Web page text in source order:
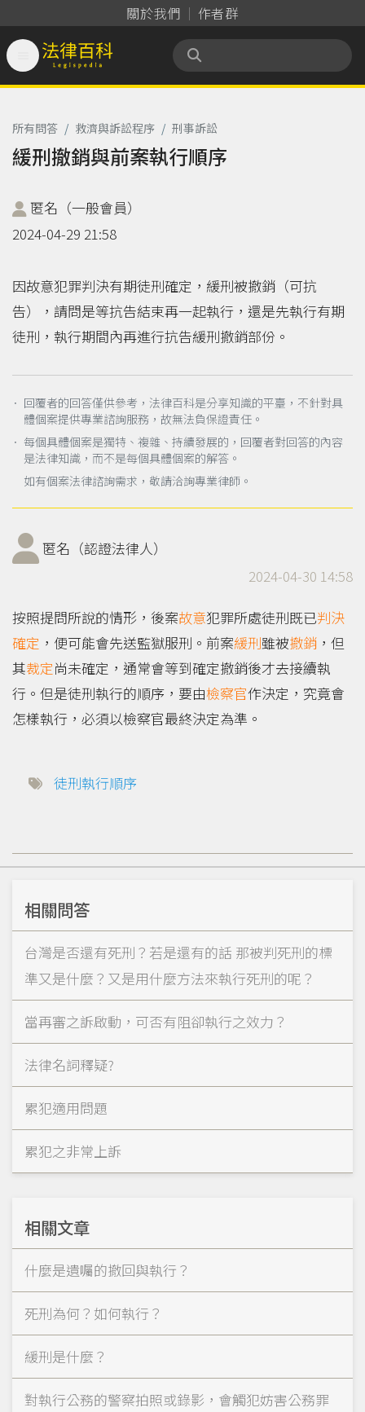
關於我們 作者群
法律百科 Legispedia
所有問答 / 救濟與訴訟程序 / 刑事訴訟
緩刑撤銷與前案執行順序
匿名（一般會員）
2024-04-29 21:58
因故意犯罪判決有期徒刑確定，緩刑被撤銷（可抗
告），請問是等抗告結束再一起執行，還是先執行有期
徒刑，執行期間內再進行抗告緩刑撤銷部份。
． 回覆者的回答僅供參考，法律百科是分享知識的平臺，不針對具
體個案提供專業諮詢服務，故無法負保證責任。
． 每個具體個案是獨特、複雜、持續發展的，回覆者對回答的內容
是法律知識，而不是每個具體個案的解答。
如有個案法律諮詢需求，敬請洽詢專業律師。
匿名（認證法律人）
2024-04-30 14:58
按照提問所說的情形，後案故意犯罪所處徒刑既已判決
確定 ，便可能會先送監獄服刑。前案緩刑雖被撤銷 ，但
其裁定尚未確定，通常會等到確定撤銷後才去接續執
行。但是徒刑執行的順序，要由檢察官作決定，究竟會
怎樣執行，必須以檢察官最終決定為準。
徒刑執行順序
相關問答
台灣是否還有死刑？若是還有的話 那被判死刑的標
準又是什麼？又是用什麼方法來執行死刑的呢？
當再審之訴啟動，可否有阻卻執行之效力？
法律名詞釋疑?
累犯適用問題
累犯之非常上訴
相關文章
什麼是遺囑的撤回與執行？
死刑為何？如何執行？
緩刑是什麼？
對執行公務的警察拍照或錄影，會觸犯妨害公務罪